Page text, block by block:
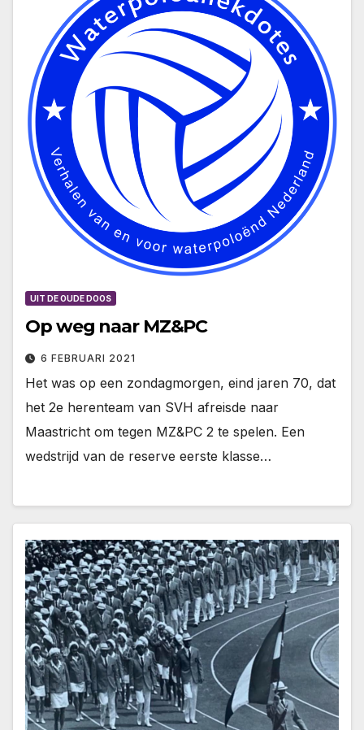
UIT DE OUDE DOOS
Op weg naar MZ&PC
6 FEBRUARI 2021
Het was op een zondagmorgen, eind jaren 70, dat
het 2e herenteam van SVH afreisde naar
Maastricht om tegen MZ&PC 2 te spelen. Een
wedstrijd van de reserve eerste klasse…